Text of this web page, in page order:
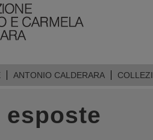
ANTONIO CALDERARA
esposte